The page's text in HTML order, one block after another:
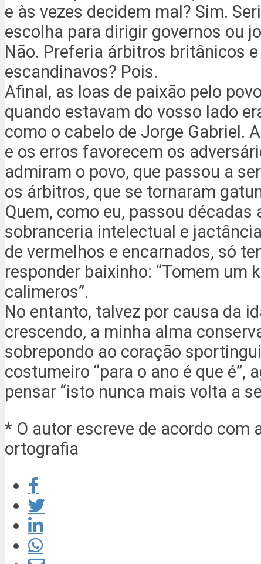
e às vezes decidem mal? Sim.
escolha para dirigir governos ou
Não. Preferia árbitros britânicos
escandinavos? Pois.
Afinal, as loas de paixão pelo
quando estavam do vosso lado
como o cabelo de Jorge Gabriel.
e os erros favorecem os
admiram o povo, que passou a
os árbitros, que se tornaram
Quem, como eu, passou décadas
sobranceria intelectual e
de vermelhos e encarnados, só
responder baixinho: “Tomem um
calimeros”.
No entanto, talvez por causa da
crescendo, a minha alma
sobrepondo ao coração
costumeiro “para o ano é que é”,
pensar “isto nunca mais volta a
* O autor escreve de acordo com
ortografia